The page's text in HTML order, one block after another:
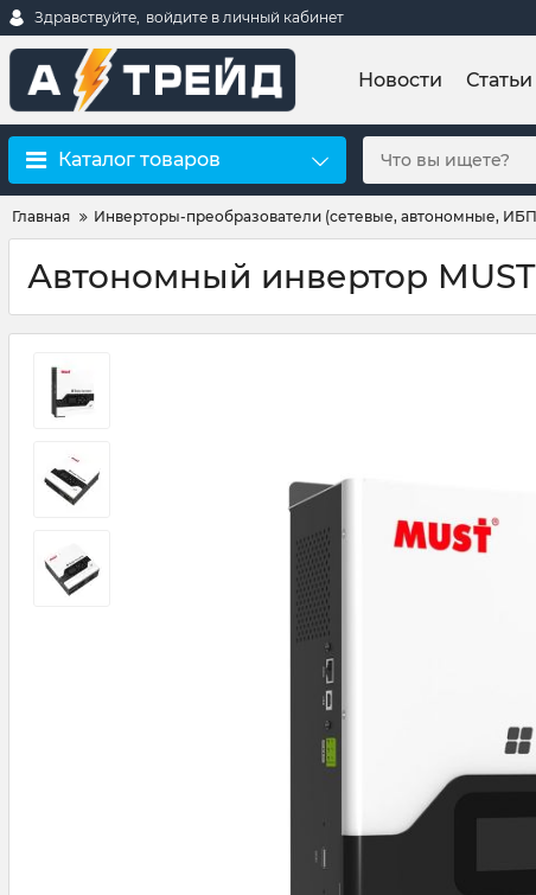
Здравствуйте, войдите в личный кабинет
Новости
Каталог товаров
Главная Инверторы-преобразователи (сетевые, автономные,
Автономный инвертор